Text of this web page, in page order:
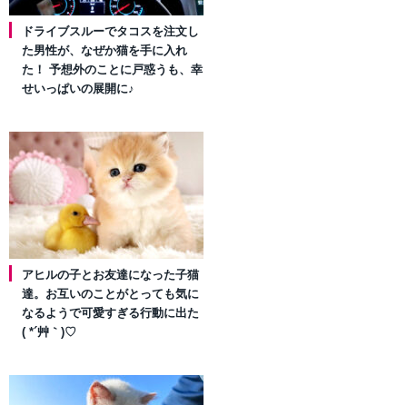
ドライブスルーでタコスを注文し
た男性が、なぜか猫を手に入れ
た！ 予想外のことに戸惑うも、幸
せいっぱいの展開に♪
アヒルの子とお友達になった子猫
達。お互いのことがとっても気に
なるようで可愛すぎる行動に出た
( *´艸｀)♡